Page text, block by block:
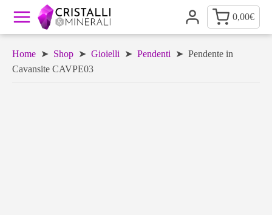
0,00€
Home ➤ Shop ➤ Gioielli ➤ Pendenti ➤ Pendente in
Cavansite CAVPE03